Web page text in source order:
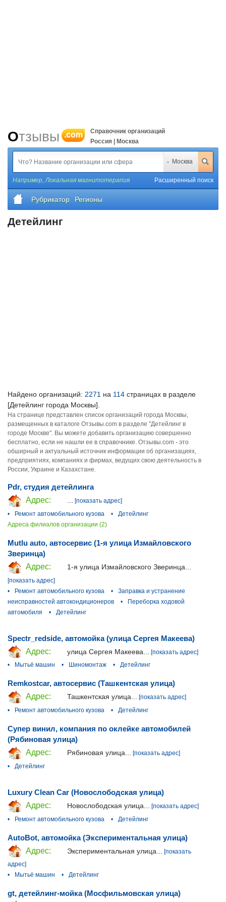
Отзывы .com
Справочник организаций
Россия | Москва
Москва
Например,Локальная магнитотерапия Расширенный поиск
Рубрикатор Регионы
Детейлинг
Найдено организаций: 2271 на 114 страницах в разделе
[Детейлинг города Москвы].
На странице представлен список организаций города Москвы,
размещенных в каталоге Отзывы.com в разделе "Детейлинг в
городе Москве". Вы можете добавить организацию совершенно
бесплатно, если не нашли ее в справочнике. Отзывы.com - это
обширный и актуальный источник информации об организациях,
предприятиях, компаниях и фирмах, ведущих свою деятельность в
России, Украине и Казахстане.
Pdr, студия детейлинга
Адрес:
[показать адрес]
•
Ремонт автомобильного кузова •
Детейлинг
Адреса филиалов организации (2)
Mutlu auto, автосервис (1-я улица Измайловского
Зверинца)
Адрес:
1-я улица Измайловского Зверинца...
[показать адрес]
•
Ремонт автомобильного кузова •
Заправка и устранение
неисправностей автокондиционеров
•
Переборка ходовой
автомобиля
• Детейлинг
Spectr_redside, автомойка (улица Сергея Макеева)
Адрес:
улица Сергея Макеева...
[показать адрес]
•
Мытьё машин • Шиномонтаж • Детейлинг
Remkostcar, автосервис (Ташкентская улица)
Адрес:
Ташкентская улица... [показать адрес]
•
Ремонт автомобильного кузова • Детейлинг
Супер винил, компания по оклейке автомобилей
(Рябиновая улица)
Адрес:
Рябиновая улица...
[показать адрес]
•
Детейлинг
Luxury Clean Car (Новослободская улица)
Адрес:
Новослободская улица...
[показать адрес]
•
Ремонт автомобильного кузова • Детейлинг
AutoBot, автомойка (Экспериментальная улица)
Адрес:
Экспериментальная улица...
[показать
адрес]
•
Мытьё машин • Детейлинг
gt, детейлинг-мойка (Мосфильмовская улица)